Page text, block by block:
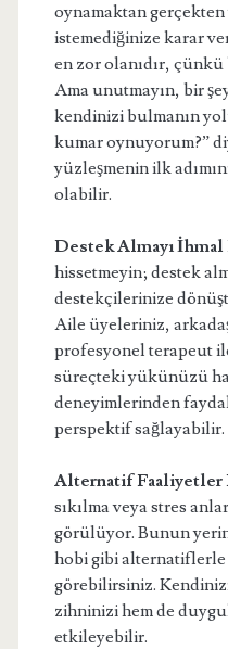
oynamaktan
istemediğinize karar
en zor olanıdır, çünkü
Ama unutmayın, bir
kendinizi bulmanın
kumar oynuyorum?”
yüzleşmenin ilk
olabilir.
Destek Almayı
hissetmeyin; destek
destekçilerinize
Aile üyeleriniz,
profesyonel terapeut
süreçteki yükünüzü
deneyimlerinden
perspektif sağlayabilir.
Alternatif Faaliyetler
sıkılma veya stres
görülüyor. Bunun
hobi gibi alternatiflerle
görebilirsiniz.
zihninizi hem de
etkileyebilir.